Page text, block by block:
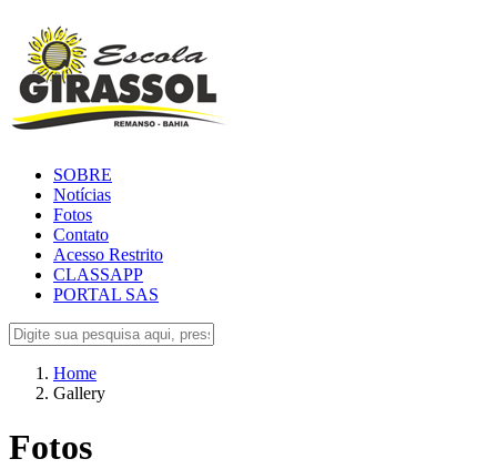
SOBRE
Notícias
Fotos
Contato
Acesso Restrito
CLASSAPP
PORTAL SAS
Home
Gallery
Fotos